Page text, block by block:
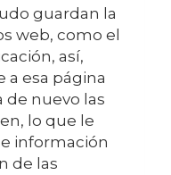
guardan la
web, como el
así,
a esa página
de nuevo las
lo que le
información
de las